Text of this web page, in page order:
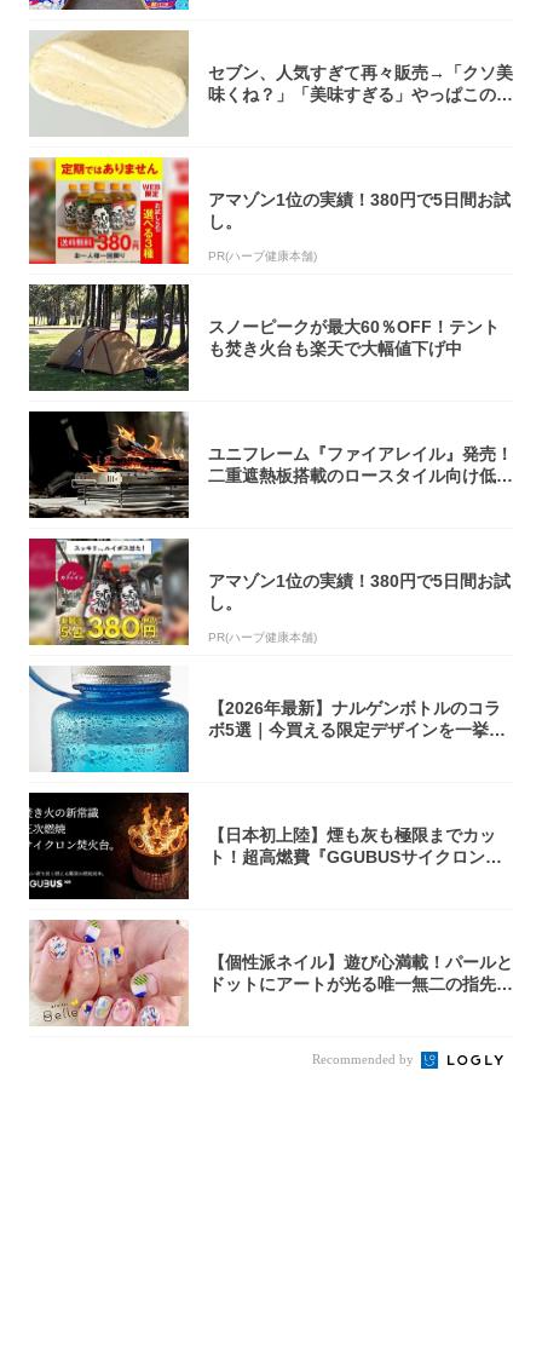
セブン、人気すぎて再々販売→「クソ美
味くね？」「美味すぎる」やっぱこのク
アマゾン1位の実績！380円で5日間お試
し。
PR(ハーブ健康本舗)
スノーピークが最大60％OFF！テント
も焚き火台も楽天で大幅値下げ中
ユニフレーム『ファイアレイル』発売！
二重遮熱板搭載のロースタイル向け低型
アマゾン1位の実績！380円で5日間お試
し。
PR(ハーブ健康本舗)
【2026年最新】ナルゲンボトルのコラ
ボ5選｜今買える限定デザインを一挙紹
【日本初上陸】煙も灰も極限までカッ
ト！超高燃費『GGUBUSサイクロン焚
【個性派ネイル】遊び心満載！パールと
ドットにアートが光る唯一無二の指先が
Recommended by